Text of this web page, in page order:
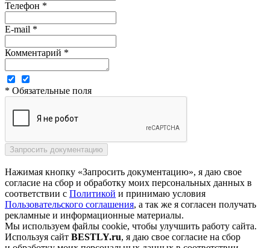
Телефон *
E-mail *
Комментарий *
* Обязательные поля
Нажимая кнопку «Запросить документацию», я даю свое
согласие на сбор и обработку моих персональных данных в
соответствии с Политикой и принимаю условия
Пользовательского соглашения, а так же я согласен получать
рекламные и информационные материалы.
Мы используем файлы cookie, чтобы улучшить работу сайта.
Используя сайт BESTLY.ru, я даю свое согласие на сбор